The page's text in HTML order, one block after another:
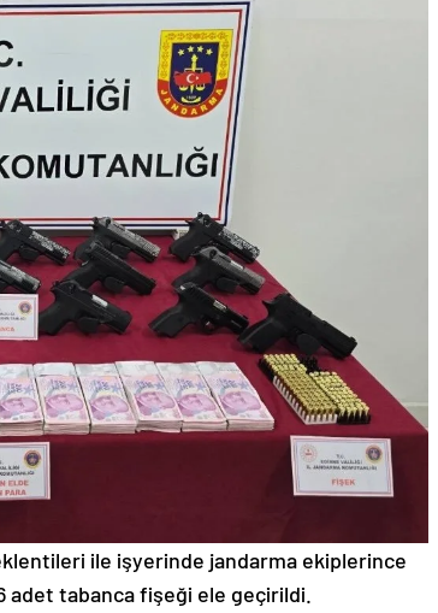
ile işyerinde jandarma ekiplerince
adet tabanca fişeği ele geçirildi.